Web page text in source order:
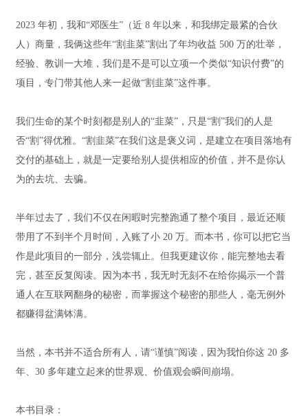
2023 年初，我和“邓医生”（近 8 年以来，和我绑定最紧的合伙
人）商量，我俩这些年“割韭菜”割出了年均收益 500 万的壮举，
经验、教训一大堆，我们是不是可以立项一个类似“知识付费”的
项目，专门带其他人来一起做“割韭菜”这件事。
我们生命的某个时刻都是别人的“韭菜”，只是“割”我们的人是
否“割”得优雅。“割韭菜”在我们这是褒义词，是建立在项目落地有
交付的基础上，就是一定要给别人提供相应的价值，并不是你认
为的去坑、去骗。
半年过去了，我们不仅在闲暇时完整跑通了整个项目，最近还顺
带用了不到半个月时间，入账了小 20 万。而本书，你可以把它当
作是此项目的一部分，浅尝辄止。但我更建议你，能完整地去看
完，甚至反复阅读。因为本书，我无时无刻不在给你揭示一个普
通人在互联网翻身的秘密，而掌握这个秘密的那些人，毫无例外
都赚得盆满钵满。
当然，本书并不适合所有人，请“谨慎”阅读，因为我怕你这 20 多
年、30 多年建立起来的世界观、价值观会瞬间崩塌。
本书目录：